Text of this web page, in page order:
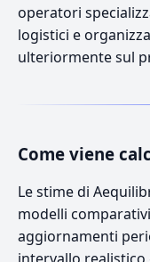
operatori
logistici e
ulteriormente sul
Come viene
Le stime di
modelli
aggiornamenti
intervallo